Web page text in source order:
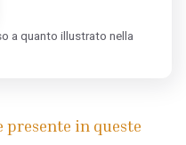
a quanto illustrato nella
presente in queste